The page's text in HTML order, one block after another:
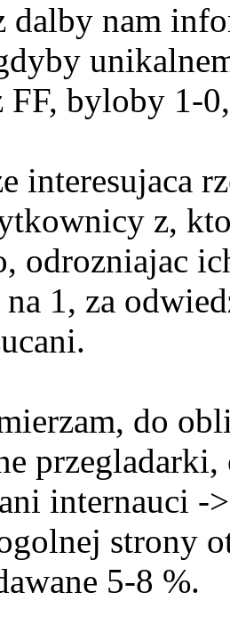
dalby nam
byloby 1-
interesujaca
z,
odrozniajac
na 1, za
do
internauci -
strony
5-8 %.